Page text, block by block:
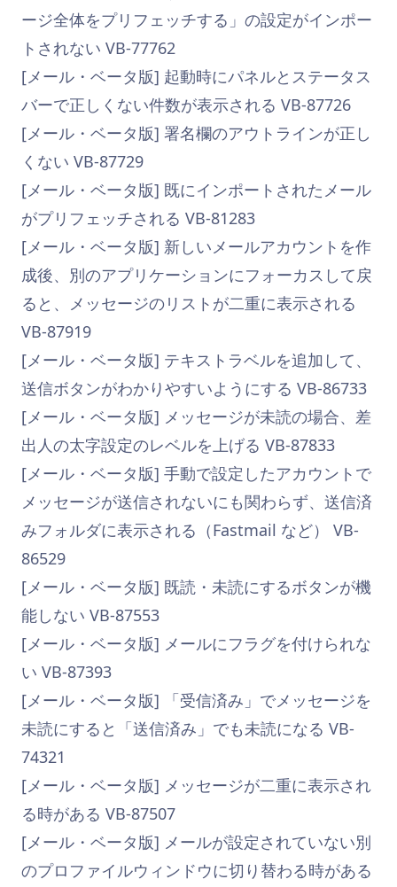
ージ全体をプリフェッチする」の設定がインポー
トされない VB-77762
[メール・ベータ版] 起動時にパネルとステータス
バーで正しくない件数が表示される VB-87726
[メール・ベータ版] 署名欄のアウトラインが正し
くない VB-87729
[メール・ベータ版] 既にインポートされたメール
がプリフェッチされる VB-81283
[メール・ベータ版] 新しいメールアカウントを作
成後、別のアプリケーションにフォーカスして戻
ると、メッセージのリストが二重に表示される
VB-87919
[メール・ベータ版] テキストラベルを追加して、
送信ボタンがわかりやすいようにする VB-86733
[メール・ベータ版] メッセージが未読の場合、差
出人の太字設定のレベルを上げる VB-87833
[メール・ベータ版] 手動で設定したアカウントで
メッセージが送信されないにも関わらず、送信済
みフォルダに表示される（Fastmail など） VB-
86529
[メール・ベータ版] 既読・未読にするボタンが機
能しない VB-87553
[メール・ベータ版] メールにフラグを付けられな
い VB-87393
[メール・ベータ版] 「受信済み」でメッセージを
未読にすると「送信済み」でも未読になる VB-
74321
[メール・ベータ版] メッセージが二重に表示され
る時がある VB-87507
[メール・ベータ版] メールが設定されていない別
のプロファイルウィンドウに切り替わる時がある